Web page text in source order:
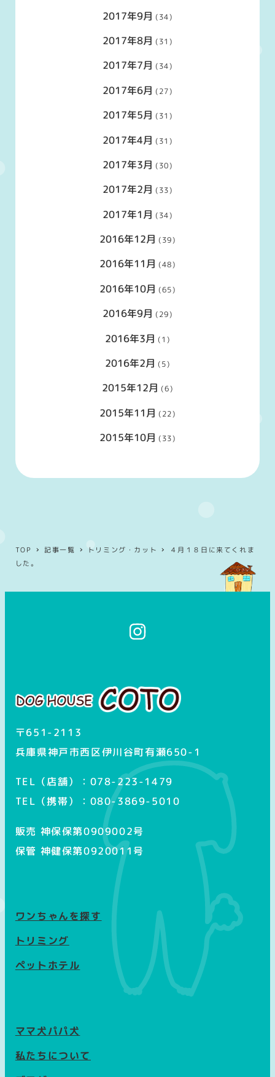
2017年9月 (34)
2017年8月 (31)
2017年7月 (34)
2017年6月 (27)
2017年5月 (31)
2017年4月 (31)
2017年3月 (30)
2017年2月 (33)
2017年1月 (34)
2016年12月 (39)
2016年11月 (48)
2016年10月 (65)
2016年9月 (29)
2016年3月 (1)
2016年2月 (5)
2015年12月 (6)
2015年11月 (22)
2015年10月 (33)
TOP 記事一覧 トリミング・カット
４月１８日に来てくれま
した。
ム
〒651-2113
兵庫県神戸市西区伊川谷町有瀬650-1
TEL（店舗）：078-223-1479
TEL（携帯）：080-3869-5010
販売 神保保第0909002号
保管 神健保第0920011号
ワンちゃんを探す
トリミング
ペットホテル
ママ犬パパ犬
私たちについて